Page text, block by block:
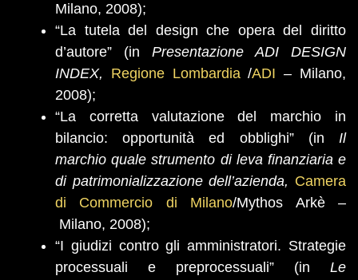
Milano, 2008);
“La tutela del design che opera del diritto
d’autore” (in Presentazione ADI DESIGN
INDEX,
Regione Lombardia/ADI – Milano,
2008);
“La corretta valutazione del marchio in
bilancio: opportunità ed obblighi” (in Il
marchio quale strumento di leva finanziaria e
di patrimonializzazione dell’azienda, Camera
di Commercio di Milano/Mythos Arkè–
Milano, 2008);
“I giudizi contro gli amministratori. Strategie
processuali e preprocessuali” (in Le